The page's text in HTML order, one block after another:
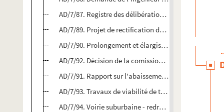
AD/7/87. Registre des délibérations du Conseil
AD/7/89. Projet de rectification du plan d'alignement
AD/7/90. Prolongement et élargissement du chemin
AD/7/92. Décision de la comission départementale -
AD/7/91. Rapport sur l'abaissement de la rue de la
AD/7/93. Travaux de viabilité de terrains situés sur le
AD/7/94. Voirie suburbaine - redressement de la